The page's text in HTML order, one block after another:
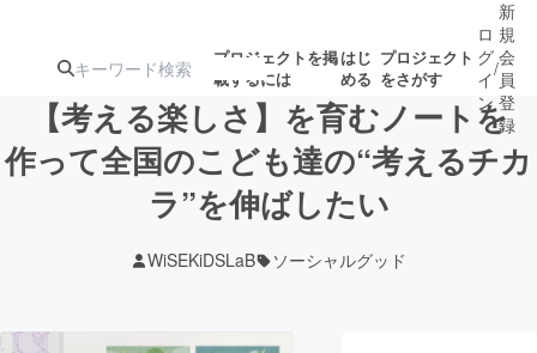
プロジェクトを掲
載するには
はじ
める
プロジェクト
をさがす
注目のリ 注目の新着プロ
ジェクト
募集終了が近いプ
ロ
グ
イ
ン
/
新
規
会
員
登
録
【考える楽しさ】を育むノートを
作って全国のこども達の“考えるチカ
ラ”を伸ばしたい
WiSEKiDSLaB ソーシャルグッド